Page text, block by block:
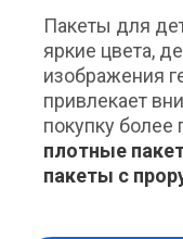
Пакеты для
яркие цвета,
изображения
привлекает
покупку более
плотные
пакеты с